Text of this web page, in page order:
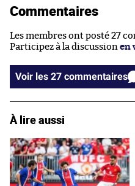
Commentaires
Les membres ont posté 27
Participez à la discussion en
Voir les 27 commentaires
À lire aussi